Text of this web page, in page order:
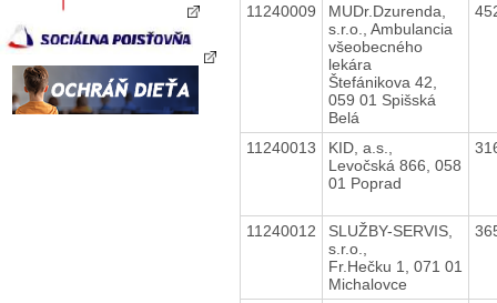
11240009
MUDr.Dzurenda,
s.r.o., Ambulancia
všeobecného
lekára
Štefánikova 42,
059 01 Spišská
Belá
11240013
KID, a.s.,
Levočská 866, 058
01 Poprad
11240012
SLUŽBY-SERVIS,
s.r.o.,
Fr.Hečku 1, 071 01
Michalovce